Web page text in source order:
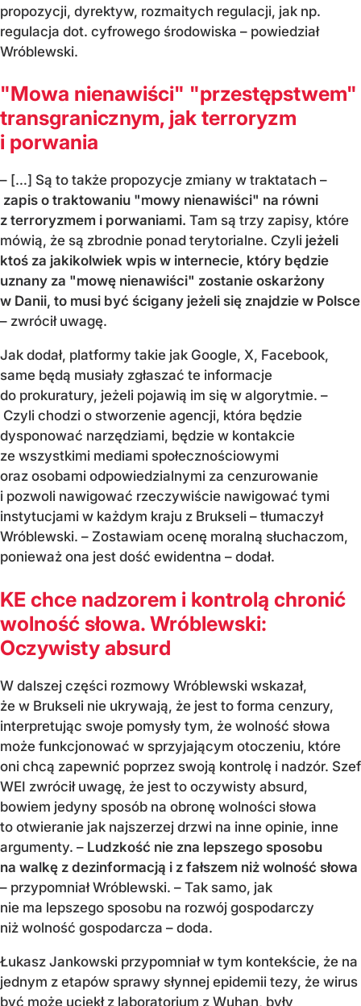
propozycji, dyrektyw, rozmaitych regulacji, jak np.
regulacja dot. cyfrowego środowiska – powiedział
Wróblewski.
"Mowa nienawiści" "przestępstwem"
transgranicznym, jak terroryzm
i porwania
– […] Są to także propozycje zmiany w traktatach –
zapis o traktowaniu "mowy nienawiści" na równi
z terroryzmem i porwaniami. Tam są trzy zapisy, które
mówią, że są zbrodnie ponad terytorialne. Czyli jeżeli
ktoś za jakikolwiek wpis w internecie, który będzie
uznany za "mowę nienawiści" zostanie oskarżony
w Danii, to musi być ścigany jeżeli się znajdzie w Polsce
– zwrócił uwagę.
Jak dodał, platformy takie jak Google, X, Facebook,
same będą musiały zgłaszać te informacje
do prokuratury, jeżeli pojawią im się w algorytmie. –
Czyli chodzi o stworzenie agencji, która będzie
dysponować narzędziami, będzie w kontakcie
ze wszystkimi mediami społecznościowymi
oraz osobami odpowiedzialnymi za cenzurowanie
i pozwoli nawigować rzeczywiście nawigować tymi
instytucjami w każdym kraju z Brukseli – tłumaczył
Wróblewski. – Zostawiam ocenę moralną słuchaczom,
ponieważ ona jest dość ewidentna – dodał.
KE chce nadzorem i kontrolą chronić
wolność słowa. Wróblewski:
Oczywisty absurd
W dalszej części rozmowy Wróblewski wskazał,
że w Brukseli nie ukrywają, że jest to forma cenzury,
interpretując swoje pomysły tym, że wolność słowa
może funkcjonować w sprzyjającym otoczeniu, które
oni chcą zapewnić poprzez swoją kontrolę i nadzór. Szef
WEI zwrócił uwagę, że jest to oczywisty absurd,
bowiem jedyny sposób na obronę wolności słowa
to otwieranie jak najszerzej drzwi na inne opinie, inne
argumenty. – Ludzkość nie zna lepszego sposobu
na walkę z dezinformacją i z fałszem niż wolność słowa
– przypomniał Wróblewski. – Tak samo, jak
nie ma lepszego sposobu na rozwój gospodarczy
niż wolność gospodarcza – doda.
Łukasz Jankowski przypomniał w tym kontekście, że na
jednym z etapów sprawy słynnej epidemii tezy, że wirus
być może uciekł z laboratorium z Wuhan, były